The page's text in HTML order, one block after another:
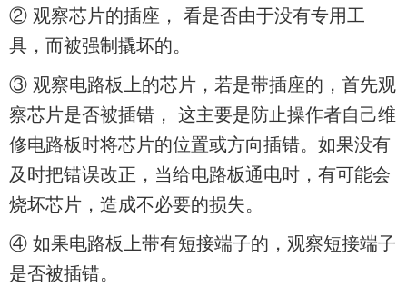
② 观察芯片的插座， 看是否由于没有专用工
具，而被强制撬坏的。
③ 观察电路板上的芯片，若是带插座的，首先观
察芯片是否被插错， 这主要是防止操作者自己维
修电路板时将芯片的位置或方向插错。如果没有
及时把错误改正，当给电路板通电时，有可能会
烧坏芯片，造成不必要的损失。
④ 如果电路板上带有短接端子的，观察短接端子
是否被插错。